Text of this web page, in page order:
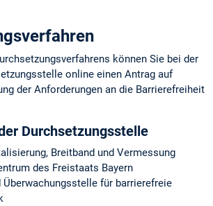
können Sie bei der
online einen Antrag auf
der Anforderungen an die Barrierefreiheit
Durchsetzungsstelle
Breitband und Vermessung
des Freistaats Bayern
Überwachungsstelle für barrierefreie